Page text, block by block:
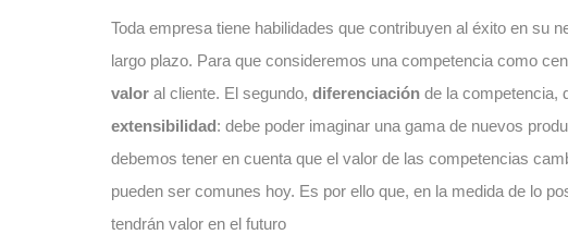
Toda empresa tiene habilidades que contribuyen al éxito en su
largo plazo. Para que consideremos una competencia como
valor al cliente. El segundo, diferenciación de la competencia,
extensibilidad: debe poder imaginar una gama de nuevos
debemos tener en cuenta que el valor de las competencias
pueden ser comunes hoy. Es por ello que, en la medida de lo
tendrán valor en el futuro